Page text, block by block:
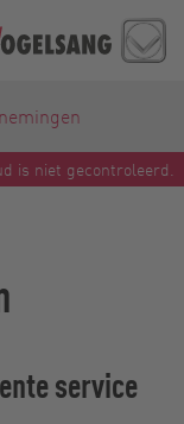
is niet gecontroleerd.
service